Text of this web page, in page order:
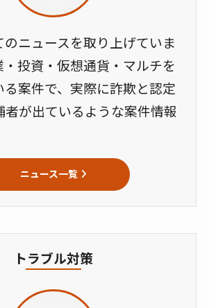
ニュースを取り上げていま
・投資・仮想通貨・マルチを
る案件で、実際に詐欺と認定
者が出ているような案件情報
ニュース一覧
トラブル対策